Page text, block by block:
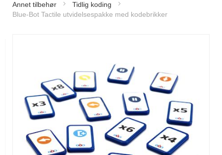
innhold
Annet tilbehør
Tidlig koding
Blue-Bot Tactile utvidelsespakke med kodebrikker
bildegalleri